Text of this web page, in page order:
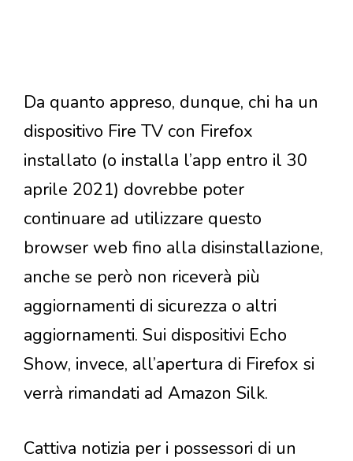
Da quanto appreso, dunque, chi ha un
dispositivo Fire TV con Firefox
installato (o installa l’app entro il 30
aprile 2021) dovrebbe poter
continuare ad utilizzare questo
browser web fino alla disinstallazione,
anche se però non riceverà più
aggiornamenti di sicurezza o altri
aggiornamenti. Sui dispositivi Echo
Show, invece, all’apertura di Firefox si
verrà rimandati ad Amazon Silk.
Cattiva notizia per i possessori di un